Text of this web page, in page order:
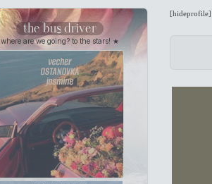
the bus driver
where are we going? to the stars! ★
[hideprofile]